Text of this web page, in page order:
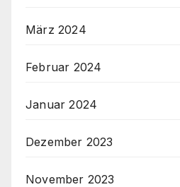
März 2024
Februar 2024
Januar 2024
Dezember 2023
November 2023